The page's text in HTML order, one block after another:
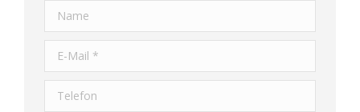
Name
E-Mail *
Telefon